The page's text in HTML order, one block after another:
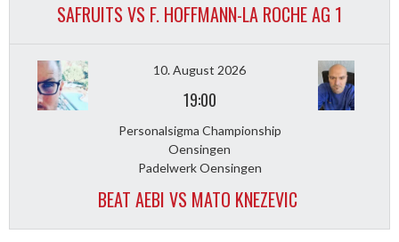
SAFRUITS VS F. HOFFMANN-LA ROCHE AG 1
10. August 2026
19:00
Personalsigma Championship
Oensingen
Padelwerk Oensingen
BEAT AEBI VS MATO KNEZEVIC